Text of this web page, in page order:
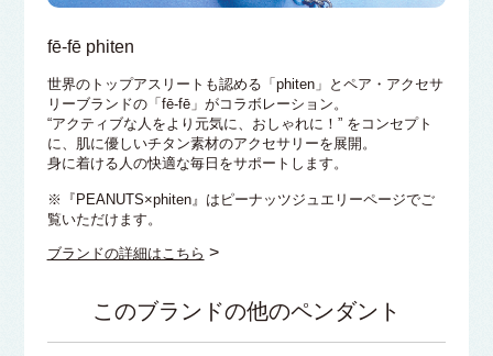
fē-fē phiten
世界のトップアスリートも認める「phiten」とペア・アクセサ
リーブランドの「fē-fē」がコラボレーション。
“アクティブな人をより元気に、おしゃれに！” をコンセプト
に、肌に優しいチタン素材のアクセサリーを展開。
身に着ける人の快適な毎日をサポートします。
※『PEANUTS×phiten』はピーナッツジュエリーページでご
覧いただけます。
ブランドの詳細はこちら >
このブランドの他のペンダント